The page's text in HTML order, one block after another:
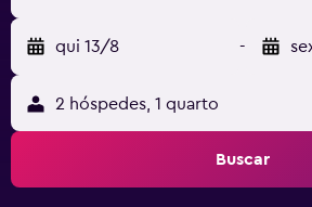
qui 13/8 -
2 hóspedes, 1 quarto
Buscar